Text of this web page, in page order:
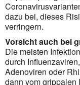
dazu bei, dieses
verringern.
Vorsicht auch bei
Die meisten
durch
Adenoviren oder
dann vom grippalen